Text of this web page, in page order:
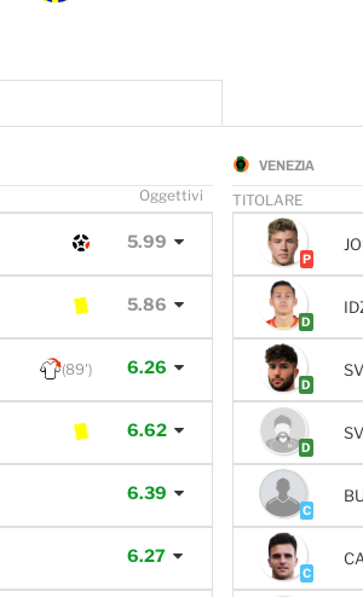
Oggettivi
5.99
5.86
(89') 6.26
6.62
6.39
6.27
VENEZIA
TITOLARE
P
D
D
D
C
C